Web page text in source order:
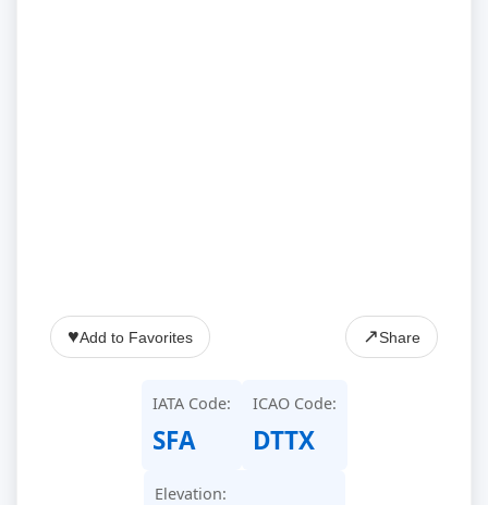
♥Add to Favorites ↗Share
IATA Code:
SFA
ICAO Code:
DTTX
Elevation: